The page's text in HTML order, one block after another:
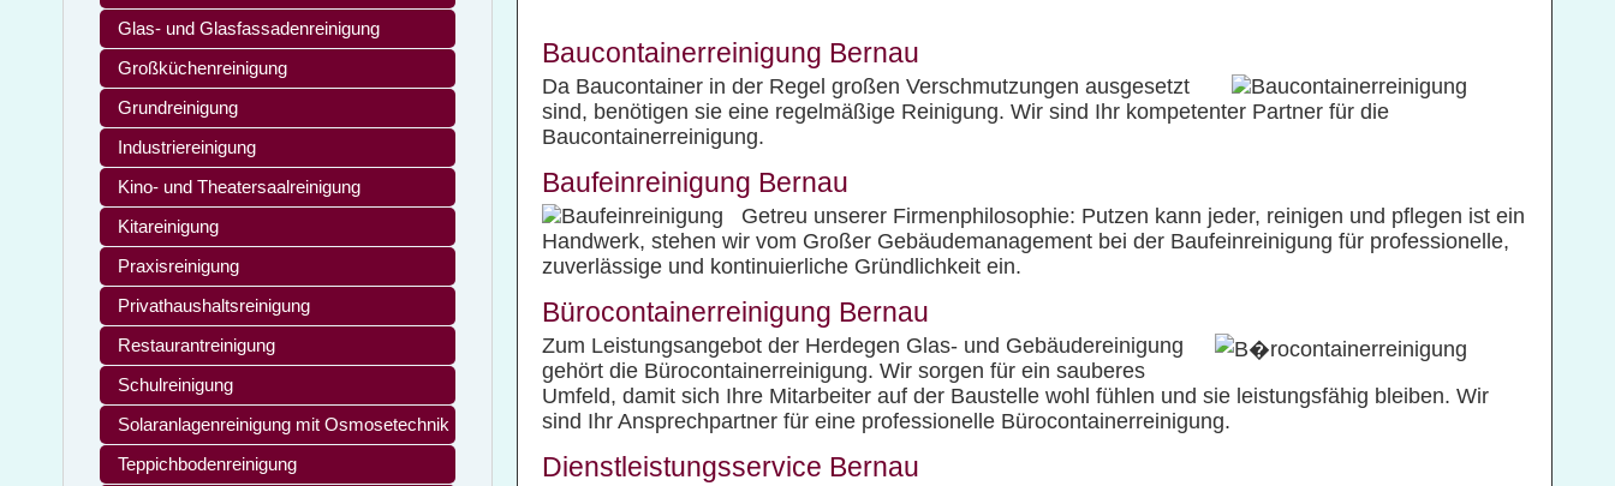
Glas- und Glasfassadenreinigung
Großküchenreinigung
Grundreinigung
Industriereinigung
Kino- und Theatersaalreinigung
Kitareinigung
Praxisreinigung
Privathaushaltsreinigung
Restaurantreinigung
Schulreinigung
Solaranlagenreinigung mit Osmosetechnik
Teppichbodenreinigung
Baucontainerreinigung Bernau
Da Baucontainer in der Regel großen Verschmutzungen ausgesetzt
sind, benötigen sie eine regelmäßige Reinigung. Wir sind Ihr kompetenter Partner für die
Baucontainerreinigung.
Baufeinreinigung Bernau
Getreu unserer Firmenphilosophie: Putzen kann jeder, reinigen und pflegen ist ein
Handwerk, stehen wir vom Großer Gebäudemanagement bei der Baufeinreinigung für professionelle,
zuverlässige und kontinuierliche Gründlichkeit ein.
Bürocontainerreinigung Bernau
Zum Leistungsangebot der Herdegen Glas- und Gebäudereinigung
gehört die Bürocontainerreinigung. Wir sorgen für ein sauberes
Umfeld, damit sich Ihre Mitarbeiter auf der Baustelle wohl fühlen und sie leistungsfähig bleiben. Wir
sind Ihr Ansprechpartner für eine professionelle Bürocontainerreinigung.
Dienstleistungsservice Bernau